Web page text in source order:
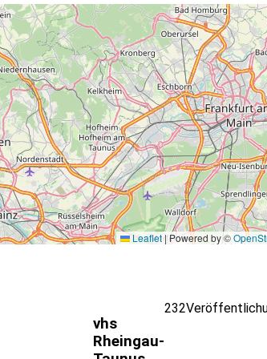
Leaflet|Powered by ©
vhs
Rheingau-
232